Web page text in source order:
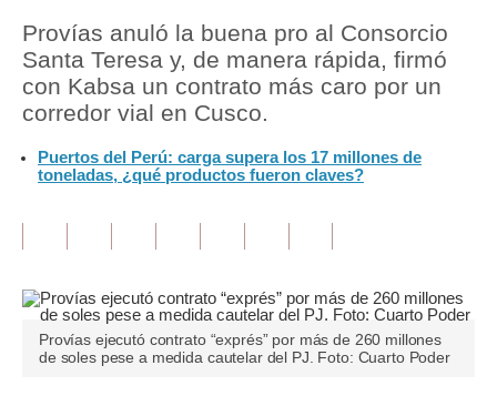
Política
Tu Dinero
Finanzas Personales
Inmobiliarias
Opinión
Editorial
Pregunta de hoy
Provías anuló la buena pro al Consorcio
Santa Teresa y, de manera rápida, firmó
con Kabsa un contrato más caro por un
corredor vial en Cusco.
Puertos del Perú: carga supera los 17 millones de
toneladas, ¿qué productos fueron claves?
Provías ejecutó contrato “exprés” por más de 260 millones
de soles pese a medida cautelar del PJ. Foto: Cuarto Poder